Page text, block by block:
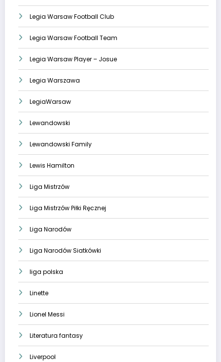
Legia Warsaw Football Club
Legia Warsaw Football Team
Legia Warsaw Player – Josue
Legia Warszawa
LegiaWarsaw
Lewandowski
Lewandowski Family
Lewis Hamilton
Liga Mistrzów
Liga Mistrzów Piłki Ręcznej
Liga Narodów
Liga Narodów Siatkówki
liga polska
Linette
Lionel Messi
Literatura fantasy
Liverpool